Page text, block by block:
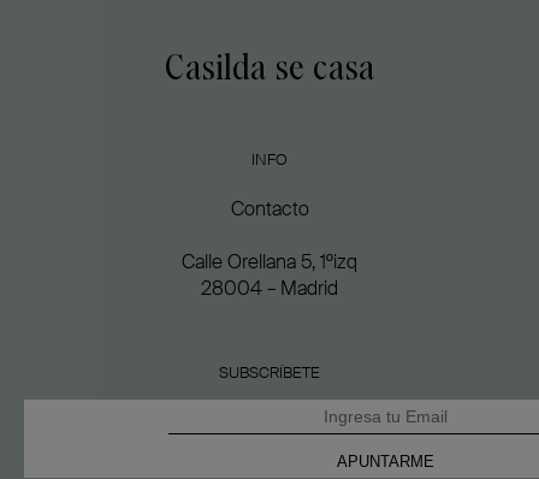
Casilda se casa
INFO
Contacto
Calle Orellana 5, 1ºizq
28004 – Madrid
SUBSCRÍBETE